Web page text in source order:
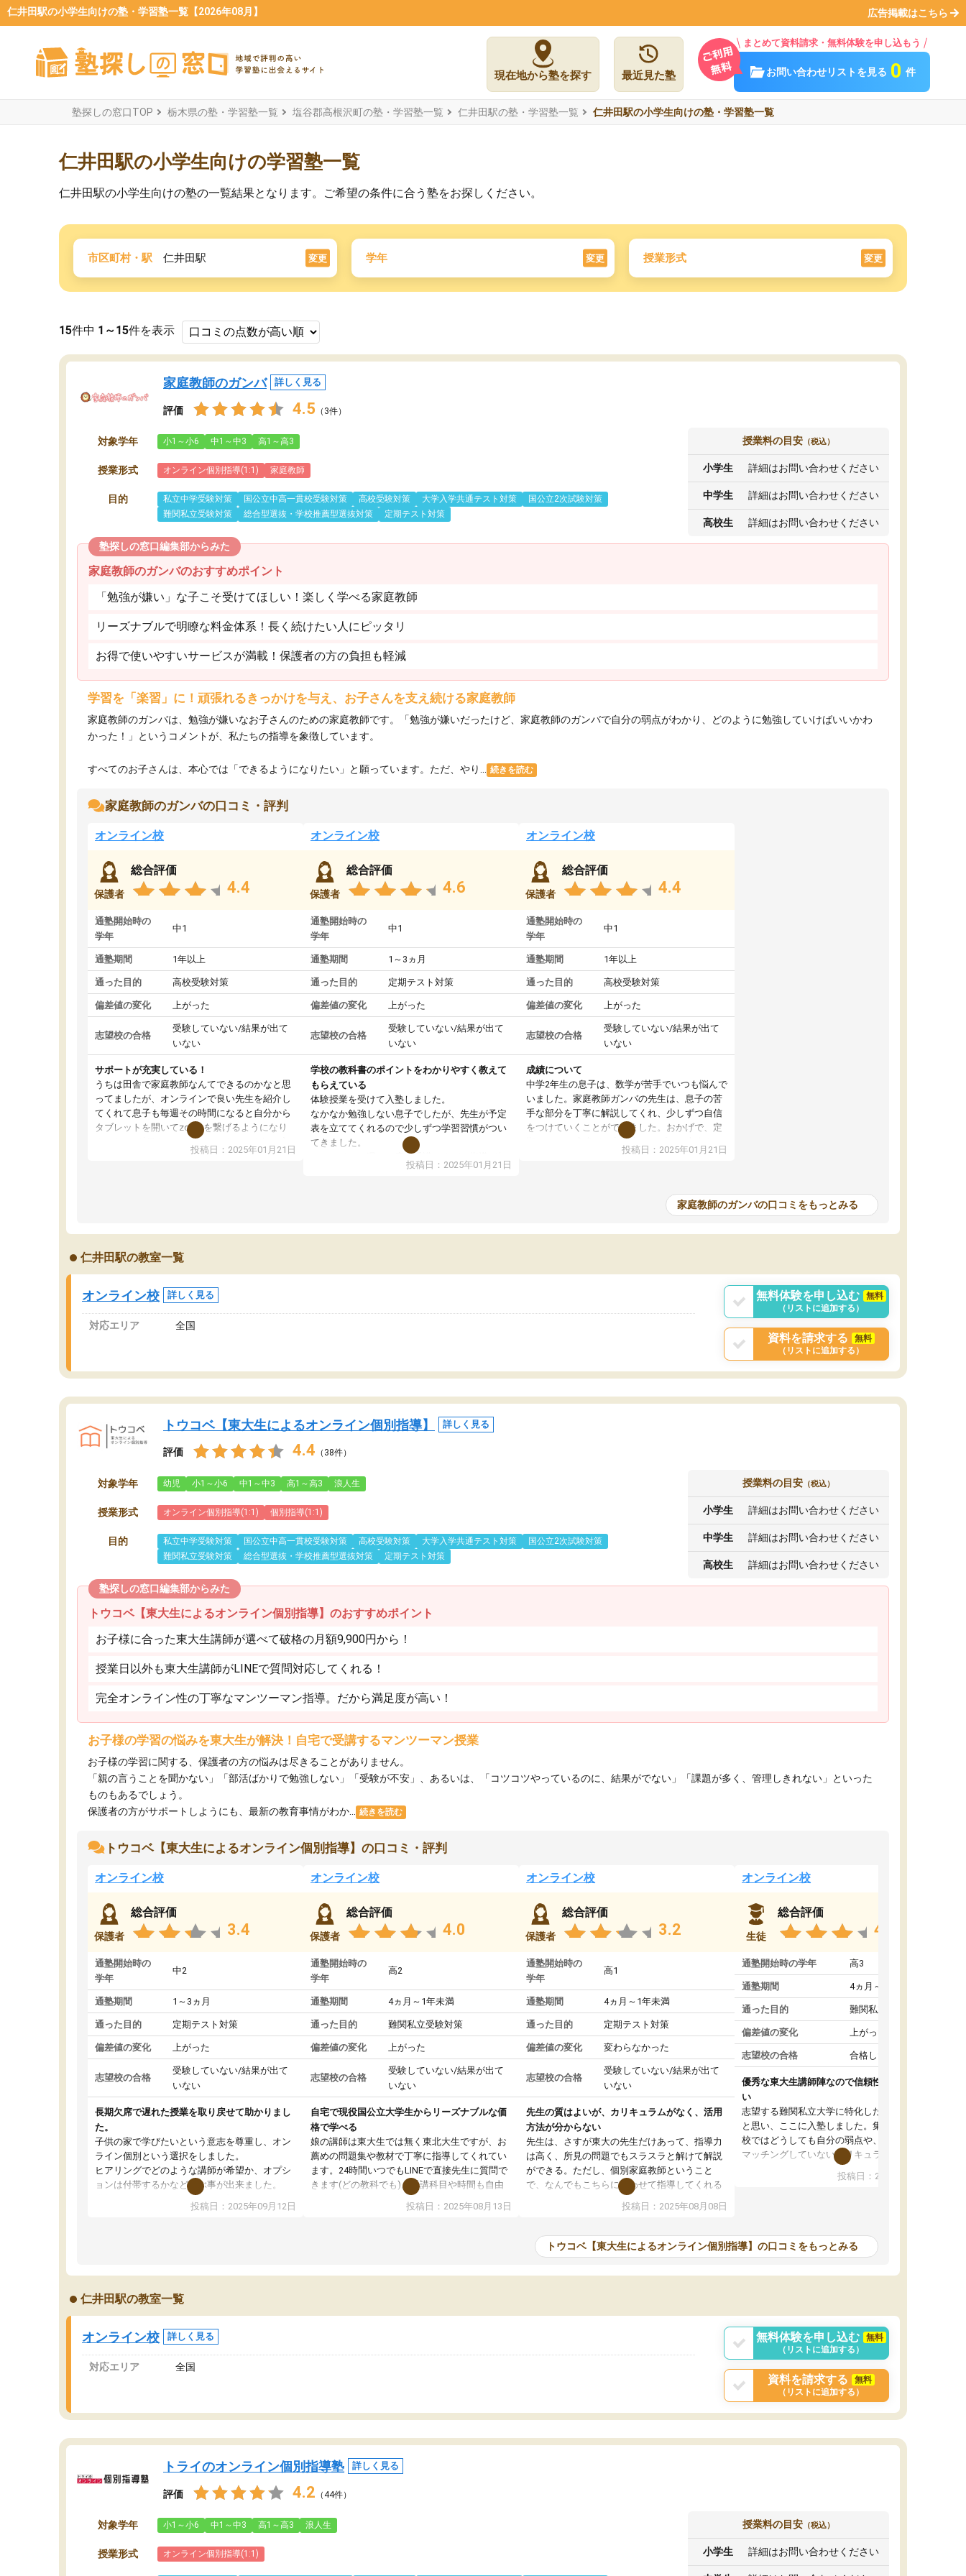
仁井田駅の小学生向けの塾・学習塾一覧【2026年08月】 広告掲載はこちら
現在地から塾を探す 最近見た塾
まとめて資料請求・無料体験を申し込もう
お問い合わせリストを見る 0 件
塾探しの窓口TOP 栃木県の塾・学習塾一覧 塩谷郡高根沢町の塾・学習塾一覧 仁井田駅の塾・学習塾一覧 仁井田駅の小学生向けの塾・学習塾一覧
仁井田駅の小学生向けの学習塾一覧
仁井田駅の小学生向けの塾の一覧結果となります。ご希望の条件に合う塾をお探しください。
市区町村・駅 仁井田駅 変更 学年 変更 授業形式 変更
15件中 1～15件を表示
家庭教師のガンバ 詳しく見る
評価 4.5 （3件）
対象学年 小1～小6 中1～中3 高1～高3
授業形式 オンライン個別指導(1:1) 家庭教師
目的 私立中学受験対策 国公立中高一貫校受験対策 高校受験対策 大学入学共通テスト対策
国公立2次試験対策
難関私立受験対策
総合型選抜・学校推薦型選抜対策 定期テスト対策
授業料の目安 （税込）
小学生 詳細はお問い合わせください
中学生 詳細はお問い合わせください
高校生 詳細はお問い合わせください
塾探しの窓口編集部からみた
家庭教師のガンバのおすすめポイント
「勉強が嫌い」な子こそ受けてほしい！楽しく学べる家庭教師
リーズナブルで明瞭な料金体系！長く続けたい人にピッタリ
お得で使いやすいサービスが満載！保護者の方の負担も軽減
学習を「楽習」に！頑張れるきっかけを与え、お子さんを支え続ける家庭教師
家庭教師のガンバは、勉強が嫌いなお子さんのための家庭教師です。「勉強が嫌いだったけど、家庭教師のガンバで自分の弱点がわかり、どのように勉強していけばいいかわ
かった！」というコメントが、私たちの指導を象徴しています。
すべてのお子さんは、本心では「できるようになりたい」と願っています。ただ、やり... 続きを読む
家庭教師のガンバの口コミ・評判
オンライン校
保護者
総合評価
4.4
通塾開始時の
学年
中1
通塾期間 1年以上
通った目的 高校受験対策
偏差値の変化 上がった
志望校の合格
受験していない/結果が出て
いない
サポートが充実している！
うちは田舎で家庭教師なんてできるのかなと思
ってましたが、オンラインで良い先生を紹介し
てくれて息子も毎週その時間になると自分から
タブレットを開いてzoomを繋げるようになり
ました！5科目なんでもOKなのもとても気に入
投稿日：2025年01月21日
オンライン校
保護者
総合評価
4.6
通塾開始時の
学年
中1
通塾期間 1～3ヵ月
通った目的 定期テスト対策
偏差値の変化 上がった
志望校の合格
受験していない/結果が出て
いない
学校の教科書のポイントをわかりやすく教えて
もらえている
体験授業を受けて入塾しました。
なかなか勉強しない息子でしたが、先生が予定
表を立ててくれるので少しずつ学習習慣がつい
てきました。
オンラインで週に一度の受講ですが、指導が無
い日も予定表に基づいて勉強したり、LINEでわ
投稿日：2025年01月21日
オンライン校
保護者
総合評価
4.4
通塾開始時の
学年
中1
通塾期間 1年以上
通った目的 高校受験対策
偏差値の変化 上がった
志望校の合格
受験していない/結果が出て
いない
成績について
中学2年生の息子は、数学が苦手でいつも悩んで
いました。家庭教師ガンバの先生は、息子の苦
手な部分を丁寧に解説してくれ、少しずつ自信
をつけていくことができました。おかげで、定
期テストの成績が10点以上アップし、本人もと
投稿日：2025年01月21日
家庭教師のガンバの口コミをもっとみる
仁井田駅の教室一覧
オンライン校 詳しく見る
対応エリア 全国
無料体験を申し込む
無料
（リストに追加する）
資料を請求する
無料
（リストに追加する）
トウコベ【東大生によるオンライン個別指導】 詳しく見る
評価 4.4 （38件）
対象学年 幼児 小1～小6 中1～中3 高1～高3 浪人生
授業形式 オンライン個別指導(1:1) 個別指導(1:1)
目的 私立中学受験対策 国公立中高一貫校受験対策 高校受験対策 大学入学共通テスト対策
国公立2次試験対策
難関私立受験対策
総合型選抜・学校推薦型選抜対策 定期テスト対策
授業料の目安 （税込）
小学生 詳細はお問い合わせください
中学生 詳細はお問い合わせください
高校生 詳細はお問い合わせください
塾探しの窓口編集部からみた
トウコベ【東大生によるオンライン個別指導】のおすすめポイント
お子様に合った東大生講師が選べて破格の月額9,900円から！
授業日以外も東大生講師がLINEで質問対応してくれる！
完全オンライン性の丁寧なマンツーマン指導。だから満足度が高い！
お子様の学習の悩みを東大生が解決！自宅で受講するマンツーマン授業
お子様の学習に関する、保護者の方の悩みは尽きることがありません。
「親の言うことを聞かない」「部活ばかりで勉強しない」「受験が不安」、あるいは、「コツコツやっているのに、結果がでない」「課題が多く、管理しきれない」といった
ものもあるでしょう。
保護者の方がサポートしようにも、最新の教育事情がわか...
続きを読む
トウコベ【東大生によるオンライン個別指導】の口コミ・評判
オンライン校
保護者
総合評価
3.4
通塾開始時の
学年
中2
通塾期間 1～3ヵ月
通った目的 定期テスト対策
偏差値の変化 上がった
志望校の合格
受験していない/結果が出て
いない
長期欠席で遅れた授業を取り戻せて助かりまし
た。
子供の家で学びたいという意志を尊重し、オン
ライン個別という選択をしました。
ヒアリングでどのような講師が希望か、オプシ
ョンは付帯するかなど選ぶ事が出来ました。
講師とのマッチング後講師との初回ミーティン
グを行い、その講師で良いか他の講師を希望す
オンラインツールを使用した単語帳の共有があ
り宿題もそちらで出される形でした。
2ヶ月で担当講師の方がお辞めになると言う事で
講師変更の申し出があり、あまりに短期での変
更だった為、塾に通う事にして退会しました。
遅れも取り戻せ、授業内容や講師の方は良かっ
投稿日：2025年09月12日
オンライン校
保護者
総合評価
4.0
通塾開始時の
学年
高2
通塾期間 4ヵ月～1年未満
通った目的 難関私立受験対策
偏差値の変化 上がった
志望校の合格
受験していない/結果が出て
いない
自宅で現役国公立大学生からリーズナブルな価
格で学べる
娘の講師は東大生では無く東北大生ですが、お
薦めの問題集や教材で丁寧に指導してくれてい
ます。24時間いつでもLINEで直接先生に質問で
きます(どの教科でも)。受講科目や時間も自由
に決めれるので、個人に合った勉強ができると
思います。カリキュラム相談みたいなのがあり
ます。講師も合わなければチェンジできます
投稿日：2025年08月13日
オンライン校
保護者
総合評価
3.2
通塾開始時の
学年
高1
通塾期間 4ヵ月～1年未満
通った目的 定期テスト対策
偏差値の変化 変わらなかった
志望校の合格
受験していない/結果が出て
いない
先生の質はよいが、カリキュラムがなく、活用
方法が分からない
先生は、さすが東大の先生だけあって、指導力
は高く、所見の問題でもスラスラと解けて解説
ができる。ただし、個別家庭教師ということ
で、なんでもこちらに合わせて指導してくれる
のだが、具体的なカリキュラムがない。当方
は、授業の先取り学習をするため、学校の教科
いただいたが、1時間の時間を使って進められる
範囲は限られており、それであれば自学自習で
なく、上手い活用の仕方が分からず辞めること
投稿日：2025年08月08日
オンライン校
生徒
総合評価
4.4
通塾開始時の学年 高3
通塾期間 4ヵ月～1年未満
通った目的 難関私立受験対策
偏差値の変化 上がった
志望校の合格 合格した
優秀な東大生講師陣なので信頼性や安心感が高
い
志望する難関私立大学に特化した準備をしたい
と思い、ここに入塾しました。集団指導の予備
校ではどうしても自分の弱点や、志望校対策に
マッチングしていないカリキュラムに不安を感
また受験のノウハウを蓄積している優秀な東大
ツーマン指導によって、自分の志望校にふさわ
しいオリジナルのカリキュラムを提案してくれ
と感じました。
投稿日：2024年02月19日
トウコベ【東大生によるオンライン個別指導】の口コミをもっとみる
仁井田駅の教室一覧
オンライン校 詳しく見る
対応エリア 全国
無料体験を申し込む
無料
（リストに追加する）
資料を請求する
無料
（リストに追加する）
トライのオンライン個別指導塾 詳しく見る
評価 4.2 （44件）
対象学年 小1～小6 中1～中3 高1～高3 浪人生
授業形式 オンライン個別指導(1:1)
授業料の目安 （税込）
小学生 詳細はお問い合わせください